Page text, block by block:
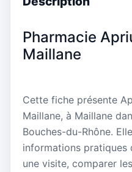
Pharmacie
Maillane
Cette fiche présente
Maillane, à Maillane
Bouches-du-Rhône.
informations pratiques
une visite, comparer